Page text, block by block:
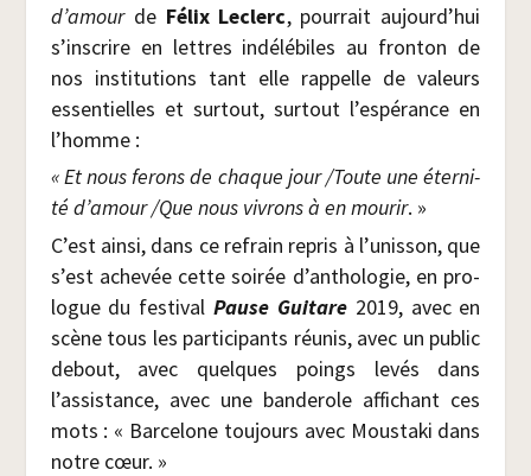
d’amourde Félix Leclerc, pour­rait aujourd’hui
s’inscrire en lettres indé­lé­biles au fron­ton de
nos ins­ti­tu­tions tant elle rap­pelle de valeurs
essen­tielles et sur­tout, sur­tout l’espérance en
l’homme :
« Et nous ferons de chaque jour /​Toute une éter­ni­
té d’a­mour /​Que nous vivrons à en mou­rir. »
C’est ain­si, dans ce refrain repris à l’unisson, que
s’est ache­vée cette soi­rée d’anthologie, en pro­
logue du fes­ti­valPause Gui­tare2019, avec en
scène tous les par­ti­ci­pants réunis, avec un public
debout, avec quelques poings levés dans
l’assistance, avec une ban­de­role affi­chant ces
mots : « Bar­ce­lone tou­jours avec Mous­ta­ki dans
notre cœur. »